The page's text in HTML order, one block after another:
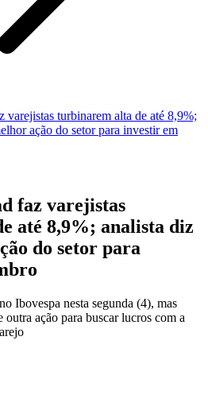
varejistas turbinarem alta de até 8,9%;
ação do setor para investir em
faz varejistas
até 8,9%; analista diz
do setor para
Ibovespa nesta segunda (4), mas
ação para buscar lucros com a